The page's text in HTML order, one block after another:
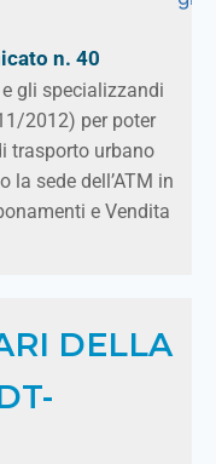
n. 40
gli specializzandi
2012) per poter
trasporto urbano
la sede dell’ATM in
e Vendita
DELLA